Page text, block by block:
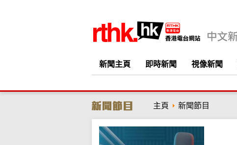
新聞主頁 即時新聞 視像新聞
主頁 新聞節目